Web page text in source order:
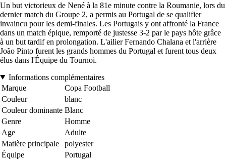
Un but victorieux de Nené à la 81e minute contre la Roumanie, lors du
dernier match du Groupe 2, a permis au Portugal de se qualifier
invaincu pour les demi-finales. Les Portugais y ont affronté la France
dans un match épique, remporté de justesse 3-2 par le pays hôte grâce
à un but tardif en prolongation. L'ailier Fernando Chalana et l'arrière
João Pinto furent les grands hommes du Portugal et furent tous deux
élus dans l'Équipe du Tournoi.
Informations complémentaires
Marque
Copa Football
Couleur
blanc
Couleur dominante Blanc
Genre
Homme
Age
Adulte
Matière principale
polyester
Équipe
Portugal